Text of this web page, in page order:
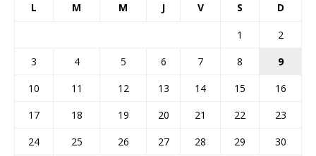
L M M J V S D
1
2
3
4 5 6 7 8
9
10
11 12 13 14 15
16
17
18 19 20 21 22
23
24
25 26 27 28 29
30